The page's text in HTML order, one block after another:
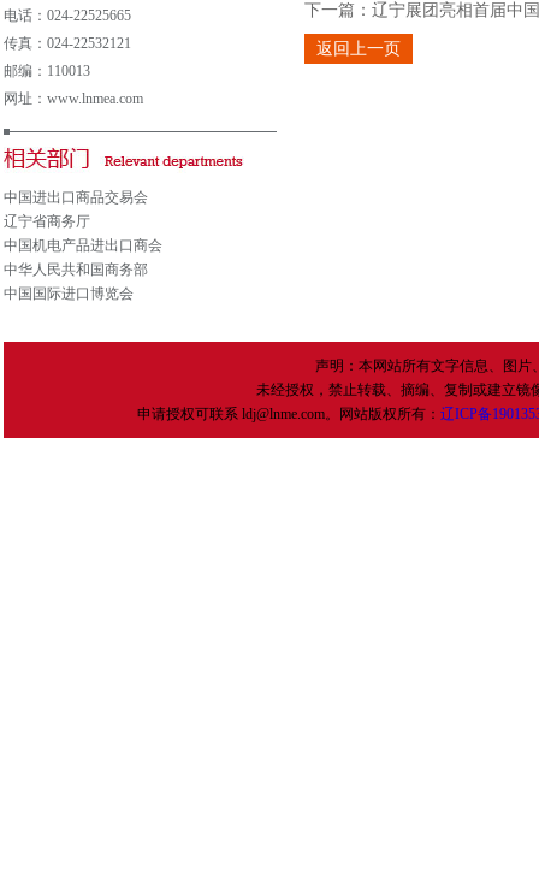
电话：024-22525665
传真：024-22532121
邮编：110013
网址：www.lnmea.com
中国进出口商品交易会
辽宁省商务厅
中国机电产品进出口商会
中华人民共和国商务部
中国国际进口博览会
下一篇： 辽宁展团亮相首届中
返回上一页
声明：本网站所有文字信息、图
未经授权，禁止转载、摘编、复制或建立
申请授权可联系 ldj@lnme.com。网站版权所有： 辽ICP备